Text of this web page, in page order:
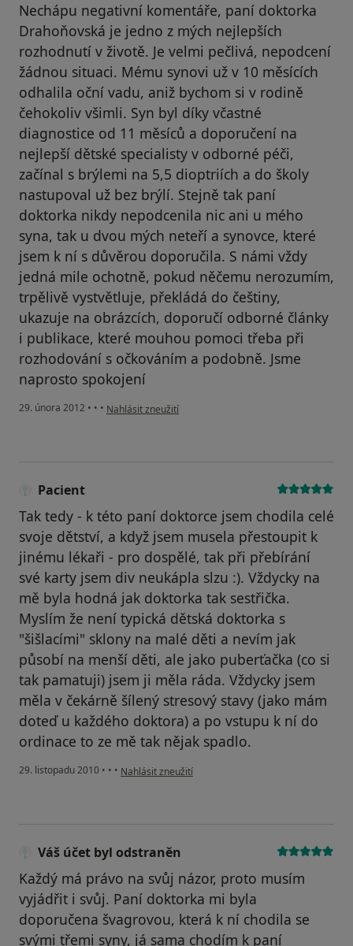
Nechápu negativní komentáře, paní doktorka
Drahoňovská je jedno z mých nejlepších
rozhodnutí v životě. Je velmi pečlivá, nepodcení
žádnou situaci. Mému synovi už v 10 měsících
odhalila oční vadu, aniž bychom si v rodině
čehokoliv všimli. Syn byl díky včastné
diagnostice od 11 měsíců a doporučení na
nejlepší dětské specialisty v odborné péči,
začínal s brýlemi na 5,5 dioptriích a do školy
nastupoval už bez brýlí. Stejně tak paní
doktorka nikdy nepodcenila nic ani u mého
syna, tak u dvou mých neteří a synovce, které
jsem k ní s důvěrou doporučila. S námi vždy
jedná mile ochotně, pokud něčemu nerozumím,
trpělivě vystvětluje, překládá do češtiny,
ukazuje na obrázcích, doporučí odborné články
i publikace, které mouhou pomoci třeba při
rozhodování s očkováním a podobně. Jsme
naprosto spokojení
29. února 2012 • • • podle názoru uživatele Váš účet byl odstraněn
Nahlásit zneužití
Pacient
Tak tedy - k této paní doktorce jsem chodila celé
svoje dětství, a když jsem musela přestoupit k
jinému lékaři - pro dospělé, tak při přebírání
své karty jsem div neukápla slzu :). Vždycky na
mě byla hodná jak doktorka tak sestřička.
Myslím že není typická dětská doktorka s
"šišlacími" sklony na malé děti a nevím jak
působí na menší děti, ale jako puberťačka (co si
tak pamatuji) jsem ji měla ráda. Vždycky jsem
měla v čekárně šílený stresový stavy (jako mám
doteď u každého doktora) a po vstupu k ní do
ordinace to ze mě tak nějak spadlo.
29. listopadu 2010 • • • podle názoru uživatele Pacient
Nahlásit zneužití
Váš účet byl odstraněn
Každý má právo na svůj názor, proto musím
vyjádřit i svůj. Paní doktorka mi byla
doporučena švagrovou, která k ní chodila se
svými třemi syny, já sama chodím k paní